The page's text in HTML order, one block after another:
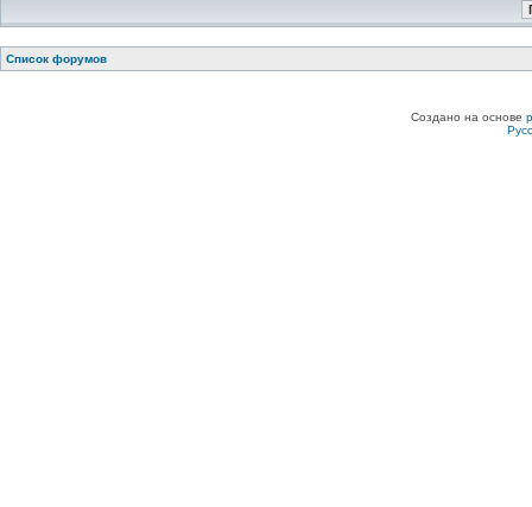
Список форумов
Создано на основе